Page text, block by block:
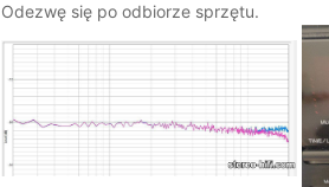
Odezwę się po odbiorze sprzętu.